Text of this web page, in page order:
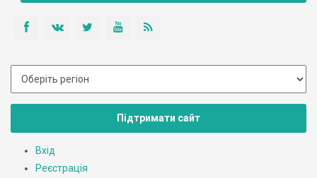
Підтримати сайт
Вхід
Реєстрація